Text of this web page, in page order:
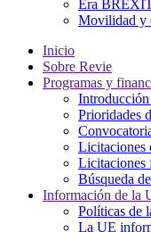
Era
Movilidad y
Inicio
Sobre Revie
Programas y
Prioridades
Licitaciones
Licitaciones
Búsqueda
Información de la
Políticas de
La UE